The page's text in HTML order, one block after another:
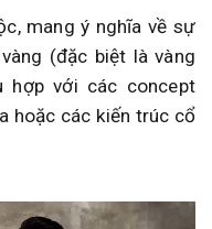
mang ý nghĩa về sự
(đặc biệt là vàng
hợp với các concept
hoặc các kiến trúc cổ